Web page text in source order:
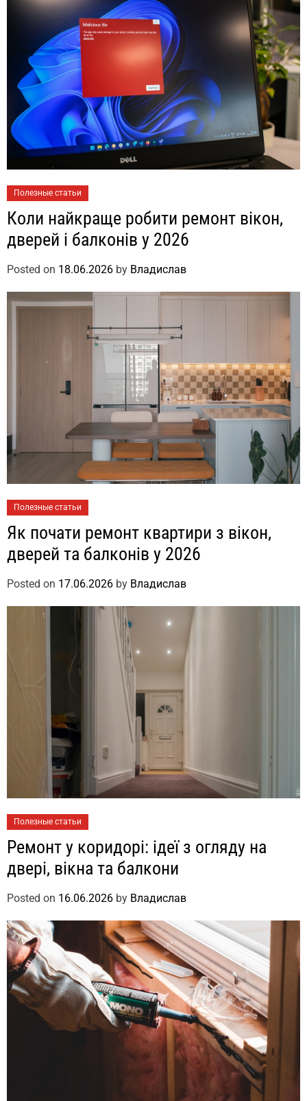
Полезные статьи
Коли найкраще робити ремонт вікон,
дверей і балконів у 2026
Posted on 18.06.2026 by Владислав
Полезные статьи
Як почати ремонт квартири з вікон,
дверей та балконів у 2026
Posted on 17.06.2026 by Владислав
Полезные статьи
Ремонт у коридорі: ідеї з огляду на
двері, вікна та балкони
Posted on 16.06.2026 by Владислав